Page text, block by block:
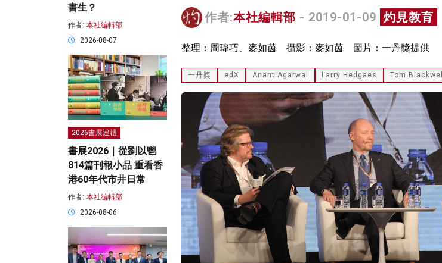
作者:本社編輯部 - 2019-01-09 灼見教育
整理：周瑋巧、麥如茵 攝影：麥如茵 圖片：一丹獎提供
一丹獎 edX Anant Agarwal Larry Hedgaes Tom Blackwell
書生？
作者: 本社編輯部
2026-08-07
2026書展巡禮
書展2026｜從劉以鬯
814篇刊報小品 重看香
港60年代市井日常
作者: 本社編輯部
2026-08-06